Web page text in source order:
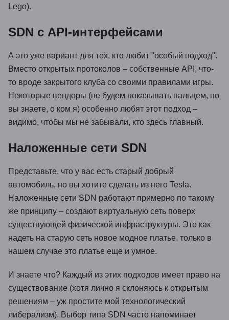
Lego).
SDN с API-интерфейсами
А это уже вариант для тех, кто любит "особый подход".
Вместо открытых протоколов – собственные API, что-
то вроде закрытого клуба со своими правилами игры.
Некоторые вендоры (не будем показывать пальцем, но
вы знаете, о ком я) особенно любят этот подход –
видимо, чтобы мы не забывали, кто здесь главный.
Наложенные сети SDN
Представьте, что у вас есть старый добрый
автомобиль, но вы хотите сделать из него Tesla.
Наложенные сети SDN работают примерно по такому
же принципу – создают виртуальную сеть поверх
существующей физической инфраструктуры. Это как
надеть на старую сеть новое модное платье, только в
нашем случае это платье еще и умное.
И знаете что? Каждый из этих подходов имеет право на
существование (хотя лично я склоняюсь к открытым
решениям – уж простите мой технологический
либерализм). Выбор типа SDN часто напоминает